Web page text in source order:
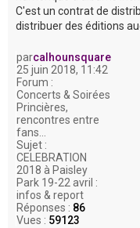
C'est un contrat de
distribuer des éditions
parcalhounsquare
25 juin 2018, 11:42
Forum :
Concerts & Soirées
Princières,
rencontres entre
fans...
Sujet :
CELEBRATION
2018 à Paisley
Park 19-22 avril :
infos & report
Réponses : 86
Vues : 59123